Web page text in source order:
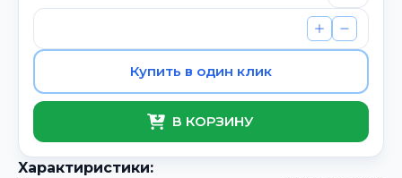
Купить в один клик
В КОРЗИНУ
Xарактиристики: